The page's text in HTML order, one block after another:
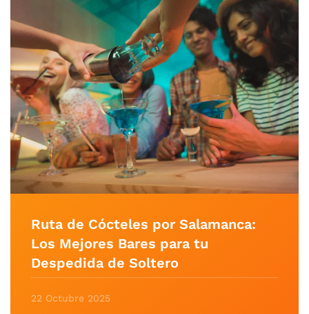
Ruta de Cócteles por Salamanca:
Los Mejores Bares para tu
Despedida de Soltero
22 Octubre 2025